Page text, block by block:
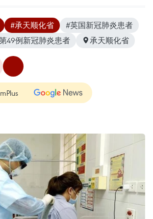
#承天顺化省
#英国新冠肺炎患者
49例新冠肺炎患者 承天顺化省